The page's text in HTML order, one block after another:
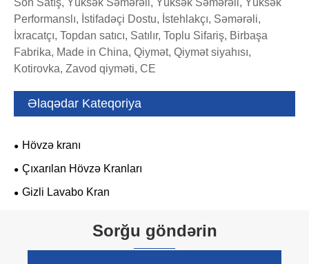
Son Satış, Yüksək Səmərəli, Yüksək Səmərəli, Yüksək
Performanslı, İstifadəçi Dostu, İstehlakçı, Səmərəli,
İxracatçı, Topdan satıcı, Satılır, Toplu Sifariş, Birbaşa
Fabrika, Made in China, Qiymət, Qiymət siyahısı,
Kotirovka, Zavod qiyməti, CE
Əlaqədar Kateqoriya
Hövzə kranı
Çıxarılan Hövzə Kranları
Gizli Lavabo Kran
Sorğu göndərin